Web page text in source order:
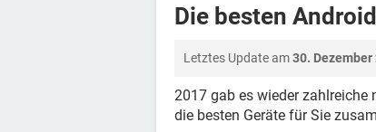
Die besten
Letztes Update am30.
2017 gab es wieder zahlreiche
die besten Geräte für Sie